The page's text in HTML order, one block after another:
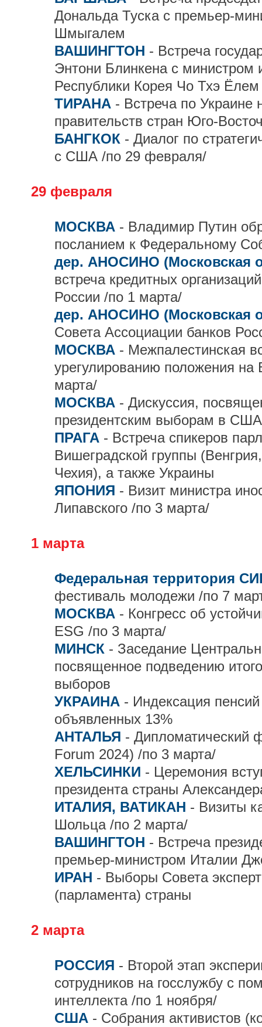
Дональда Туска с премьер-
Шмыгалем
ВАШИНГТОН - Встреча
Энтони Блинкена с министром
Республики Корея Чо Тхэ Ёлем
ТИРАНА - Встреча по Украине
правительств стран Юго-
БАНГКОК - Диалог по
с США /по 29 февраля/
29 февраля
МОСКВА - Владимир Путин
посланием к Федеральному
дер. АНОСИНО (Московская
встреча кредитных
России /по 1 марта/
дер. АНОСИНО (Московская
Совета Ассоциации банков
МОСКВА - Межпалестинская
урегулированию положения
марта/
МОСКВА - Дискуссия,
президентским выборам в США
ПРАГА - Встреча спикеров
Вишеградской группы
Чехия), а также Украины
ЯПОНИЯ - Визит министра
Липавского /по 3 марта/
1 марта
Федеральная территория
фестиваль молодежи /по 7
МОСКВА - Конгресс об
ESG /по 3 марта/
МИНСК - Заседание
посвященное подведению
выборов
УКРАИНА - Индексация
объявленных 13%
АНТАЛЬЯ - Дипломатический
Forum 2024) /по 3 марта/
ХЕЛЬСИНКИ - Церемония
президента страны
ИТАЛИЯ, ВАТИКАН - Визиты
Шольца /по 2 марта/
ВАШИНГТОН - Встреча
премьер-министром Италии
ИРАН - Выборы Совета
(парламента) страны
2 марта
РОССИЯ - Второй этап
сотрудников на госслужбу с
интеллекта /по 1 ноября/
США - Собрания активистов